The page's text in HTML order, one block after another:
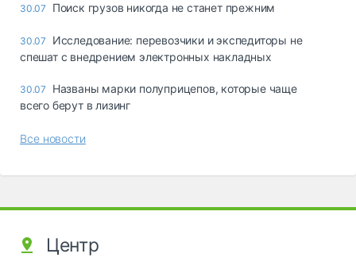
30.07 Поиск грузов никогда не станет прежним
30.07
Исследование: перевозчики и экспедиторы не
спешат с внедрением электронных накладных
30.07
Названы марки полуприцепов, которые чаще
всего берут в лизинг
Все новости
Центр